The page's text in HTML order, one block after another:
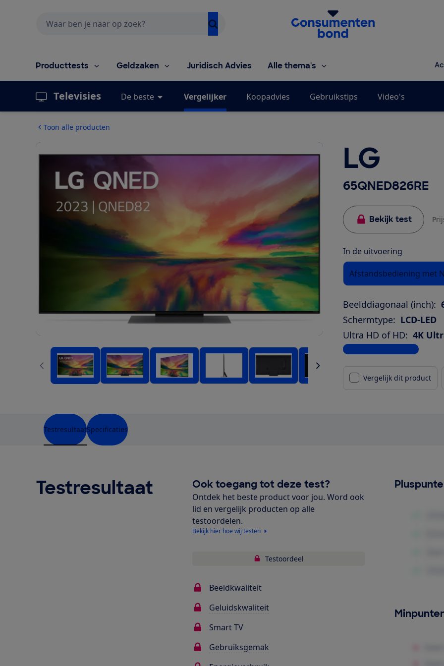
Homepage van de Consumentenbond
Producttests Geldzaken Juridisch Advies Alle thema's
Televisies De beste Vergelijker Koopadvies Gebruikstips Video's
Toon alle producten
LG
65QNED826RE
Bekijk test
In de uitvoering
Afstandsbediening met
Beelddiagonaal (inch):
Schermtype: LCD-LED
Ultra HD of HD: 4K
Bekijk alle specificaties
Vergelijk dit product
TestresultaatSpecificaties
Testresultaat Ook toegang tot deze test?
Ontdek het beste product voor jou. Word ook
lid en vergelijk producten op alle
testoordelen.
Bekijk hier hoe wij testen
Testoordeel
Beeldkwaliteit
Geluidskwaliteit
Smart TV
Gebruiksgemak